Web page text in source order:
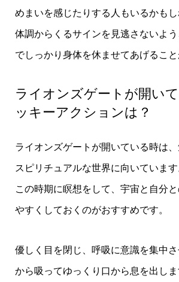
めまいを感じたりする人もいるかもし
体調からくるサインを見逃さないよ
でしっかり身体を休ませてあげること
ライオンズゲートが開い
ッキーアクションは？
ライオンズゲートが開いている時は
スピリチュアルな世界に向いています
この時期に瞑想をして、宇宙と自分
やすくしておくのがおすすめです。
優しく目を閉じ、呼吸に意識を集中
から吸ってゆっくり口から息を出し